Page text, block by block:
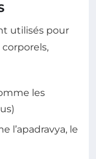
utilisés pour
les
l’apadravya, le